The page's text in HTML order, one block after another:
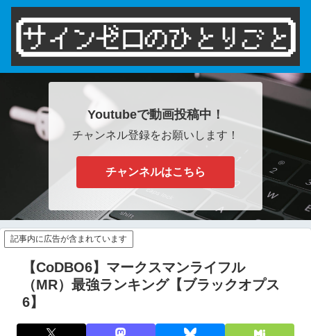
Youtubeで動画投稿中！
チャンネル登録をお願いします！
チャンネルはこちら
記事内に広告が含まれています
【CoDBO6】マークスマンライフル
（MR）最強ランキング【ブラックオプス
6】